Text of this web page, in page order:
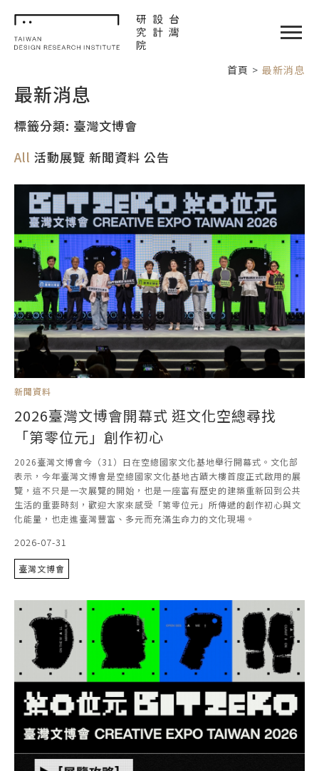
TDRI
單
首頁 最新消息
最新消息
標籤分類: 臺灣文博會
All 活動展覽 新聞資料 公告
新聞資料
2026臺灣文博會開幕式 逛文化空總尋找
「第零位元」創作初心
2026臺灣文博會今（31）日在空總國家文化基地舉行開幕式。文化部
表示，今年臺灣文博會是空總國家文化基地古蹟大樓首度正式啟用的展
覽，這不只是一次展覽的開始，也是一座富有歷史的建築重新回到公共
生活的重要時刻，歡迎大家來感受「第零位元」所傳遞的創作初心與文
化能量，也走進臺灣豐富、多元而充滿生命力的文化現場。
2026-07-31
臺灣文博會